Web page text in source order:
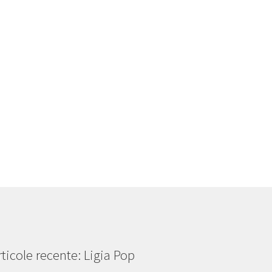
recente: Ligia Pop